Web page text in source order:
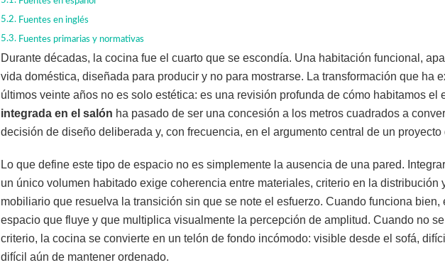
Fuentes en inglés
Fuentes primarias y normativas
Durante décadas, la cocina fue el cuarto que se escondía. Una habitación funcional,
vida doméstica, diseñada para producir y no para mostrarse. La transformación que ha
últimos veinte años no es solo estética: es una revisión profunda de cómo habitamos el
integrada en el salón ha pasado de ser una concesión a los metros cuadrados a
decisión de diseño deliberada y, con frecuencia, en el argumento central de un proyecto
Lo que define este tipo de espacio no es simplemente la ausencia de una pared.
un único volumen habitado exige coherencia entre materiales, criterio en la distribución
mobiliario que resuelva la transición sin que se note el esfuerzo. Cuando funciona bien,
espacio que fluye y que multiplica visualmente la percepción de amplitud. Cuando no
criterio, la cocina se convierte en un telón de fondo incómodo: visible desde el sofá,
difícil aún de mantener ordenado.